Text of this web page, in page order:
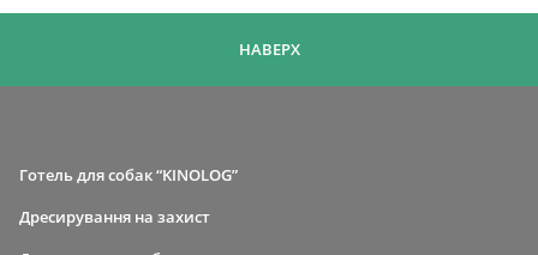
НАВЕРХ
Готель для собак “KINOLOG”
Дресирування на захист